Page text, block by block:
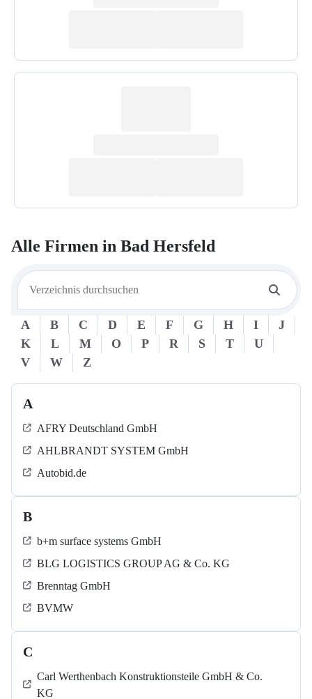
Alle Firmen in Bad Hersfeld
A B C D E F G H I
J
K
L M O P R S T
U
V
W Z
A
AFRY Deutschland GmbH
AHLBRANDT SYSTEM GmbH
Autobid.de
B
b+m surface systems GmbH
BLG LOGISTICS GROUP AG & Co. KG
Brenntag GmbH
BVMW
C
Carl Werthenbach Konstruktionsteile GmbH & Co.
KG